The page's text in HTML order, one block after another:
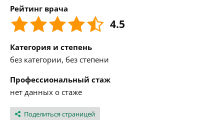
Рейтинг врача
4.5
Категория и степень
без категории, без степени
Профессиональный стаж
нет данных о стаже
Поделиться страницей